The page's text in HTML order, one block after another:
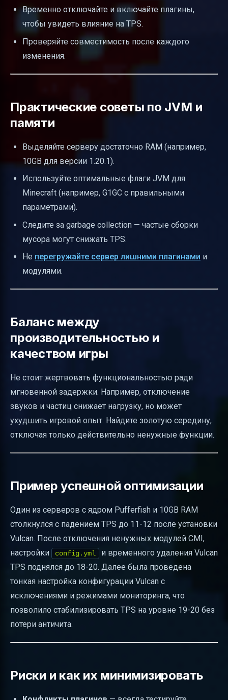
Временно отключайте и включайте плагины,
чтобы увидеть влияние на TPS.
Проверяйте совместимость после каждого
изменения.
Практические советы по JVM и
памяти
Выделяйте серверу достаточно RAM (например,
10GB для версии 1.20.1).
Используйте оптимальные флаги JVM для
Minecraft (например, G1GC с правильными
параметрами).
Следите за garbage collection — частые сборки
мусора могут снижать TPS.
Не перегружайте сервер лишними плагинами и
модулями.
Баланс между
производительностью и
качеством игры
Не стоит жертвовать функциональностью ради
мгновенной задержки. Например, отключение
звуков и частиц снижает нагрузку, но может
ухудшить игровой опыт. Найдите золотую середину,
отключая только действительно ненужные функции.
Пример успешной оптимизации
Один из серверов с ядром Pufferfish и 10GB RAM
столкнулся с падением TPS до 11-12 после установки
Vulcan. После отключения ненужных модулей CMI,
настройки
config.yml
и временного удаления Vulcan
TPS поднялся до 18-20. Далее была проведена
тонкая настройка конфигурации Vulcan с
исключениями и режимами мониторинга, что
позволило стабилизировать TPS на уровне 19-20 без
потери античита.
Риски и как их минимизировать